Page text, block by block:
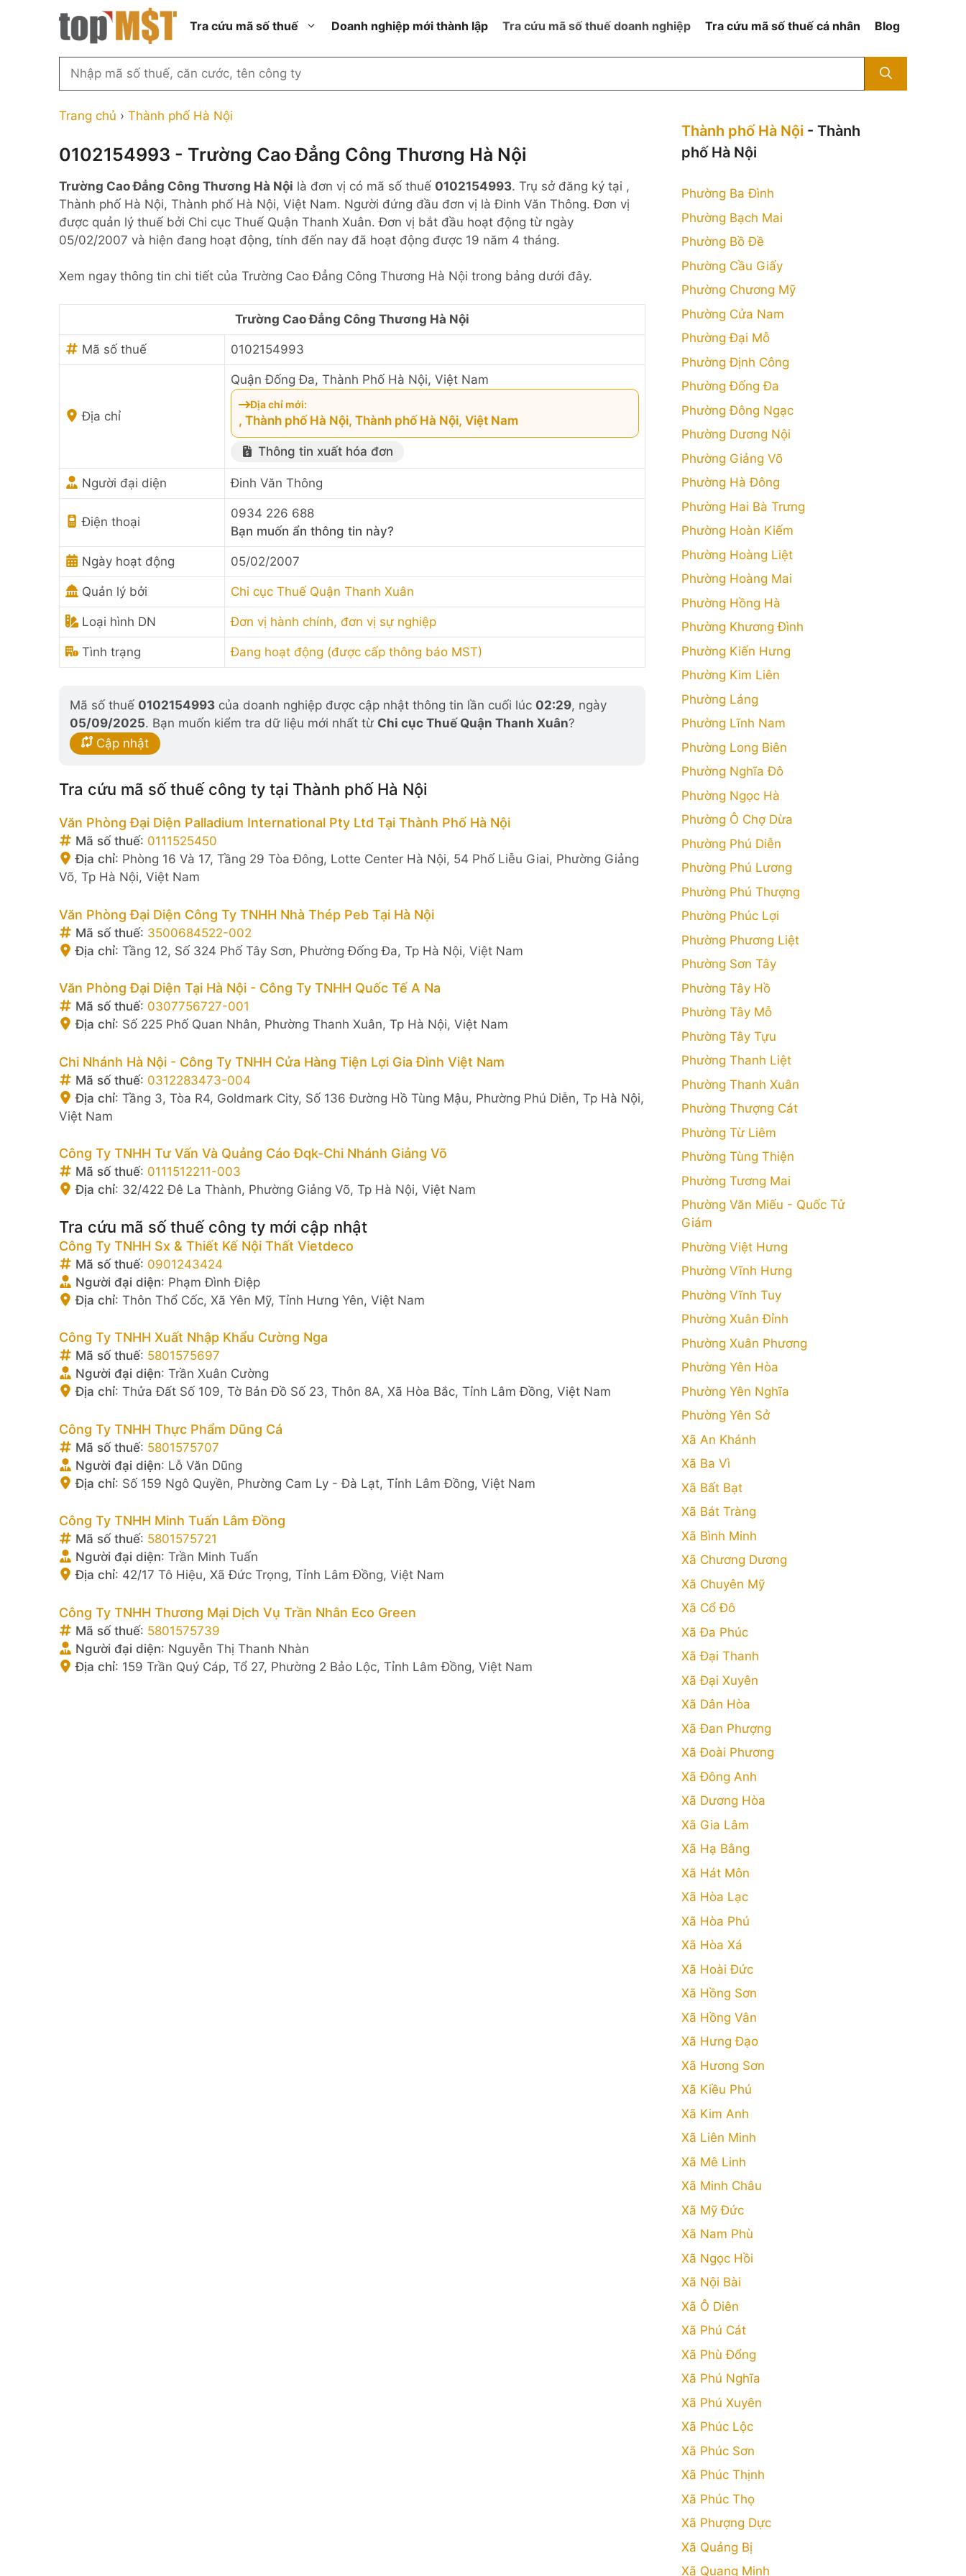
Tra cứu mã số thuế
Thành phố Hồ Chí Minh
Thành phố Hà Nội
Thành phố Đà Nẵng
Thành phố Hải Phòng
Thanh Hóa
Bắc Ninh
Nghệ An
Công ty cổ phần ngoài NN
Công ty hợp doanh
thành viên ngoài NN
thành viên trở lên ngoài NN
Công ty trách nhiệm hữu hạn
ngoài NN
Nhà nước
Ngừng hoạt động nhưng chưa
hoàn thành thủ tục đóng MST
Không hoạt động tại địa chỉ đã
đăng ký
Doanh nghiệp mới thành lập Tra cứu mã số thuế doanh nghiệp Tra cứu mã số thuế cá nhân Blog
Tìm
theo
công
người
đại
diện
hoặc
số
Trang chủ › Thành phố Hà Nội
0102154993 - Trường Cao Đẳng Công Thương Hà Nội
Trường Cao Đẳng Công Thương Hà Nội là đơn vị có mã số thuế 0102154993. Trụ sở đăng ký tại ,
Thành phố Hà Nội, Thành phố Hà Nội, Việt Nam. Người đứng đầu đơn vị là Đinh Văn Thông. Đơn vị
được quản lý thuế bởi Chi cục Thuế Quận Thanh Xuân. Đơn vị bắt đầu hoạt động từ ngày
05/02/2007 và hiện đang hoạt động, tính đến nay đã hoạt động được 19 năm 4 tháng.
Xem ngay thông tin chi tiết của Trường Cao Đẳng Công Thương Hà Nội trong bảng dưới đây.
Trường Cao Đẳng Công Thương Hà Nội
Mã số thuế 0102154993
Địa chỉ
Quận Đống Đa, Thành Phố Hà Nội, Việt Nam
Địa chỉ mới:
, Thành phố Hà Nội, Thành phố Hà Nội, Việt Nam
Thông tin xuất hóa đơn
Người đại diện Đinh Văn Thông
Điện thoại
0934 226 688
Bạn muốn ẩn thông tin này?
Ngày hoạt động 05/02/2007
Quản lý bởi Chi cục Thuế Quận Thanh Xuân
Loại hình DN Đơn vị hành chính, đơn vị sự nghiệp
Tình trạng Đang hoạt động (được cấp thông báo MST)
Mã số thuế 0102154993 của doanh nghiệp được cập nhật thông tin lần cuối lúc 02:29, ngày
05/09/2025. Bạn muốn kiểm tra dữ liệu mới nhất từ Chi cục Thuế Quận Thanh Xuân?
Cập nhật
Tra cứu mã số thuế công ty tại Thành phố Hà Nội
Văn Phòng Đại Diện Palladium International Pty Ltd Tại Thành Phố Hà Nội
Mã số thuế: 0111525450
Địa chỉ: Phòng 16 Và 17, Tầng 29 Tòa Đông, Lotte Center Hà Nội, 54 Phố Liễu Giai, Phường Giảng
Võ, Tp Hà Nội, Việt Nam
Văn Phòng Đại Diện Công Ty TNHH Nhà Thép Peb Tại Hà Nội
Mã số thuế: 3500684522-002
Địa chỉ: Tầng 12, Số 324 Phố Tây Sơn, Phường Đống Đa, Tp Hà Nội, Việt Nam
Văn Phòng Đại Diện Tại Hà Nội - Công Ty TNHH Quốc Tế A Na
Mã số thuế: 0307756727-001
Địa chỉ: Số 225 Phố Quan Nhân, Phường Thanh Xuân, Tp Hà Nội, Việt Nam
Chi Nhánh Hà Nội - Công Ty TNHH Cửa Hàng Tiện Lợi Gia Đình Việt Nam
Mã số thuế: 0312283473-004
Địa chỉ: Tầng 3, Tòa R4, Goldmark City, Số 136 Đường Hồ Tùng Mậu, Phường Phú Diễn, Tp Hà Nội,
Việt Nam
Công Ty TNHH Tư Vấn Và Quảng Cáo Đqk-Chi Nhánh Giảng Võ
Mã số thuế: 0111512211-003
Địa chỉ: 32/422 Đê La Thành, Phường Giảng Võ, Tp Hà Nội, Việt Nam
Tra cứu mã số thuế công ty mới cập nhật
Công Ty TNHH Sx & Thiết Kế Nội Thất Vietdeco
Mã số thuế: 0901243424
Người đại diện: Phạm Đình Điệp
Địa chỉ: Thôn Thổ Cốc, Xã Yên Mỹ, Tỉnh Hưng Yên, Việt Nam
Công Ty TNHH Xuất Nhập Khẩu Cường Nga
Mã số thuế: 5801575697
Người đại diện: Trần Xuân Cường
Địa chỉ: Thửa Đất Số 109, Tờ Bản Đồ Số 23, Thôn 8A, Xã Hòa Bắc, Tỉnh Lâm Đồng, Việt Nam
Công Ty TNHH Thực Phẩm Dũng Cá
Mã số thuế: 5801575707
Người đại diện: Lỗ Văn Dũng
Địa chỉ: Số 159 Ngô Quyền, Phường Cam Ly - Đà Lạt, Tỉnh Lâm Đồng, Việt Nam
Công Ty TNHH Minh Tuấn Lâm Đồng
Mã số thuế: 5801575721
Người đại diện: Trần Minh Tuấn
Địa chỉ: 42/17 Tô Hiệu, Xã Đức Trọng, Tỉnh Lâm Đồng, Việt Nam
Công Ty TNHH Thương Mại Dịch Vụ Trần Nhân Eco Green
Mã số thuế: 5801575739
Người đại diện: Nguyễn Thị Thanh Nhàn
Địa chỉ: 159 Trần Quý Cáp, Tổ 27, Phường 2 Bảo Lộc, Tỉnh Lâm Đồng, Việt Nam
Thành phố Hà Nội - Thành
phố Hà Nội
Phường Ba Đình
Phường Bạch Mai
Phường Bồ Đề
Phường Cầu Giấy
Phường Chương Mỹ
Phường Cửa Nam
Phường Đại Mỗ
Phường Định Công
Phường Đống Đa
Phường Đông Ngạc
Phường Dương Nội
Phường Giảng Võ
Phường Hà Đông
Phường Hai Bà Trưng
Phường Hoàn Kiếm
Phường Hoàng Liệt
Phường Hoàng Mai
Phường Hồng Hà
Phường Khương Đình
Phường Kiến Hưng
Phường Kim Liên
Phường Láng
Phường Lĩnh Nam
Phường Long Biên
Phường Nghĩa Đô
Phường Ngọc Hà
Phường Ô Chợ Dừa
Phường Phú Diễn
Phường Phú Lương
Phường Phú Thượng
Phường Phúc Lợi
Phường Phương Liệt
Phường Sơn Tây
Phường Tây Hồ
Phường Tây Mỗ
Phường Tây Tựu
Phường Thanh Liệt
Phường Thanh Xuân
Phường Thượng Cát
Phường Từ Liêm
Phường Tùng Thiện
Phường Tương Mai
Phường Văn Miếu - Quốc Tử
Giám
Phường Việt Hưng
Phường Vĩnh Hưng
Phường Vĩnh Tuy
Phường Xuân Đỉnh
Phường Xuân Phương
Phường Yên Hòa
Phường Yên Nghĩa
Phường Yên Sở
Xã An Khánh
Xã Ba Vì
Xã Bất Bạt
Xã Bát Tràng
Xã Bình Minh
Xã Chương Dương
Xã Chuyên Mỹ
Xã Cổ Đô
Xã Đa Phúc
Xã Đại Thanh
Xã Đại Xuyên
Xã Dân Hòa
Xã Đan Phượng
Xã Đoài Phương
Xã Đông Anh
Xã Dương Hòa
Xã Gia Lâm
Xã Hạ Bằng
Xã Hát Môn
Xã Hòa Lạc
Xã Hòa Phú
Xã Hòa Xá
Xã Hoài Đức
Xã Hồng Sơn
Xã Hồng Vân
Xã Hưng Đạo
Xã Hương Sơn
Xã Kiều Phú
Xã Kim Anh
Xã Liên Minh
Xã Mê Linh
Xã Minh Châu
Xã Mỹ Đức
Xã Nam Phù
Xã Ngọc Hồi
Xã Nội Bài
Xã Ô Diên
Xã Phú Cát
Xã Phù Đổng
Xã Phú Nghĩa
Xã Phú Xuyên
Xã Phúc Lộc
Xã Phúc Sơn
Xã Phúc Thịnh
Xã Phúc Thọ
Xã Phượng Dực
Xã Quảng Bị
Xã Quang Minh